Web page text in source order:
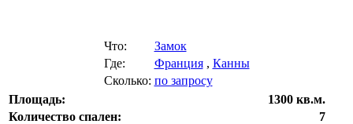
Что:
Замок
Где:
Франция, Канны
Сколько: по запросу
Площадь:
1300 кв.м.
Количество спален:
7